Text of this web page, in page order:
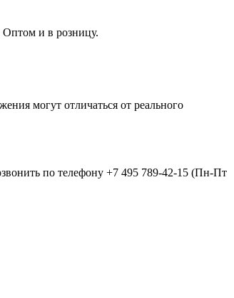
Оптом и в розницу.
могут отличаться от реального
по телефону +7 495 789-42-15 (Пн-Пт